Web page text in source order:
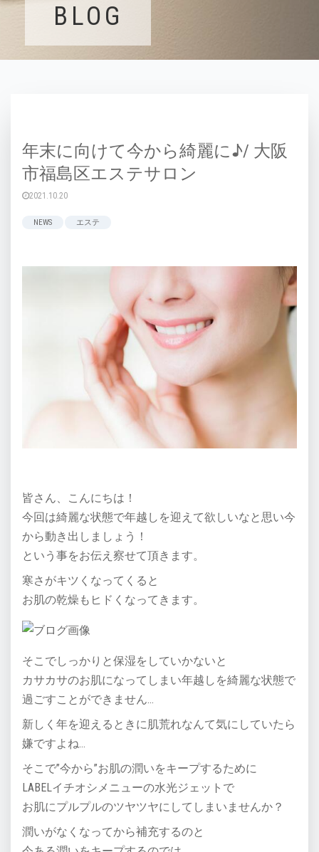
BLOG
年末に向けて今から綺麗に♪/ 大阪
市福島区エステサロン
2021.10.20
NEWS エステ
皆さん、こんにちは！
今回は綺麗な状態で年越しを迎えて欲しいなと思い今
から動き出しましょう！
という事をお伝え察せて頂きます。
寒さがキツくなってくると
お肌の乾燥もヒドくなってきます。
そこでしっかりと保湿をしていかないと
カサカサのお肌になってしまい年越しを綺麗な状態で
過ごすことができません…
新しく年を迎えるときに肌荒れなんて気にしていたら
嫌ですよね…
そこで”今から”お肌の潤いをキープするために
LABELイチオシメニューの水光ジェットで
お肌にプルプルのツヤツヤにしてしまいませんか？
潤いがなくなってから補充するのと